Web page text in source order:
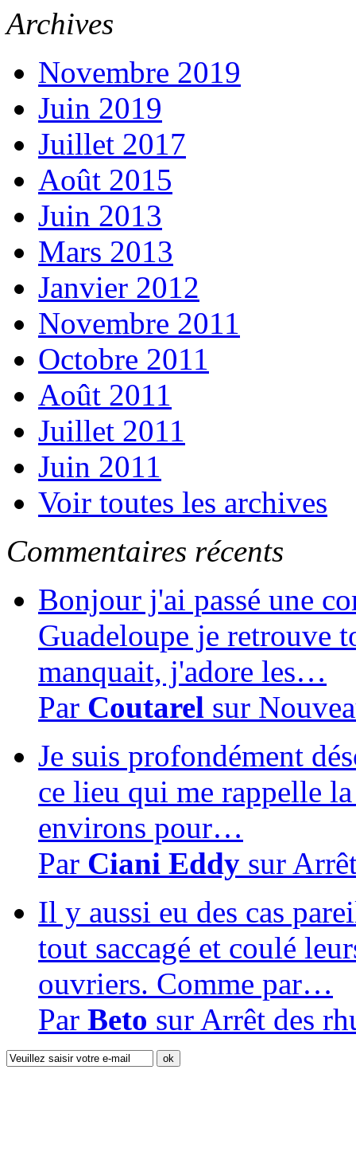
Archives
Novembre 2019
Juin 2019
Juillet 2017
Août 2015
Juin 2013
Mars 2013
Janvier 2012
Novembre 2011
Octobre 2011
Août 2011
Juillet 2011
Juin 2011
Voir toutes les archives
Commentaires récents
Bonjour j'ai passé une
Guadeloupe je retrouve
manquait, j'adore les…
Par Coutarel sur
Je suis profondément
ce lieu qui me rappelle
environs pour…
Par Ciani Eddy sur
Il y aussi eu des cas
tout saccagé et coulé
ouvriers. Comme par…
Par Beto sur Arrêt des